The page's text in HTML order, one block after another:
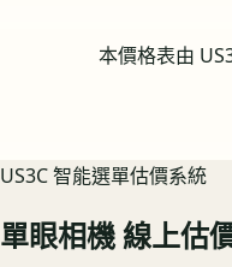
本價格表由
US3C 智能選單估價系統
單眼相機線上估